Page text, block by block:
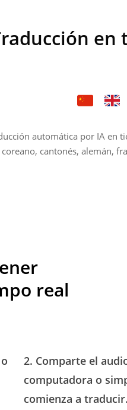
en
automática por IA en
coreano, cantonés, alemán,
real
2. Comparte el
computadora o
comienza a traducir.